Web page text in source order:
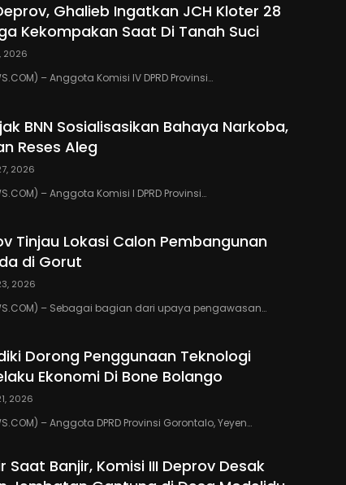
Ghalieb Ingatkan JCH Kloter 28
Kekompakan Saat Di Tanah Suci
2026
– Anggota Komisi IV DPRD Provinsi…
BNN Sosialisasikan Bahaya Narkoba,
Reses Aleg
2026
– Anggota Komisi I DPRD Provinsi…
Tinjau Lokasi Calon Pembangunan
di Gorut
2026
– Sebagai bagian dari upaya pengawasan…
Dorong Penggunaan Teknologi
Ekonomi Di Bone Bolango
2026
– Anggota DPRD Provinsi Gorontalo, Yeyen…
Saat Banjir, Komisi III Deprov Desak